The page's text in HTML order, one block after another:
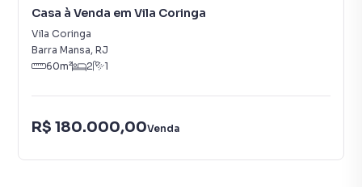
Casa à Venda em Vila Coringa
Vila Coringa
Barra Mansa, RJ
60m² 2 1
R$ 180.000,00Venda